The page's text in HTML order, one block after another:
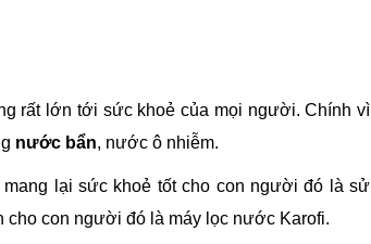
rất lớn tới sức khoẻ của mọi người. Chính vì
nước bẩn, nước ô nhiễm.
lại sức khoẻ tốt cho con người đó là sử
con người đó là máy lọc nước Karofi.